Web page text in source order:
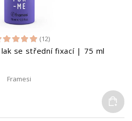
(12)
lak se střední fixací | 75 ml
Framesi